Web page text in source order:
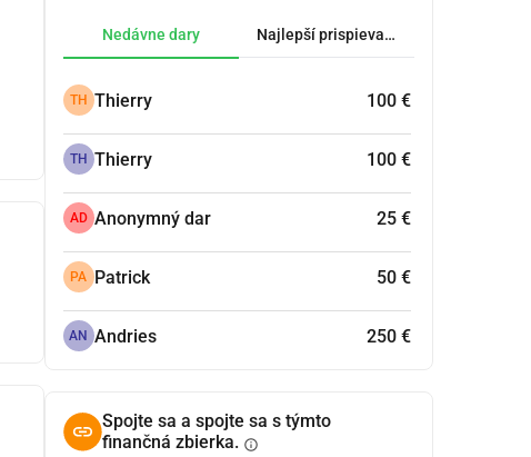
Nedávne dary Najlepší prispievatelia.
TH Thierry 100 €
TH Thierry 100 €
AD Anonymný dar 25 €
PA Patrick 50 €
AN Andries 250 €
Spojte sa a spojte sa s týmto
finančná zbierka. info